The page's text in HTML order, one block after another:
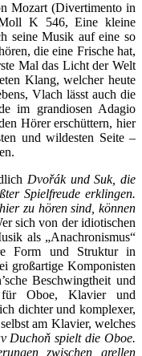
Mozart (Divertimento in
K 546, Eine kleine
seine Musik auf eine so
die eine Frische hat,
Mal das Licht der Welt
Klang, welcher heute
Vlach lässt auch die
im grandiosen Adagio
Hörer erschüttern, hier
und wildesten Seite –
Dvořák und Suk, die
Spielfreude erklingen.
zu hören sind, können
sich von der idiotischen
als „Anachronismus“
Form und Struktur in
großartige Komponisten
Beschwingtheit und
für Oboe, Klavier und
dichter und komplexer,
am Klavier, welches
Duchoň spielt die Oboe.
zwischen grellen